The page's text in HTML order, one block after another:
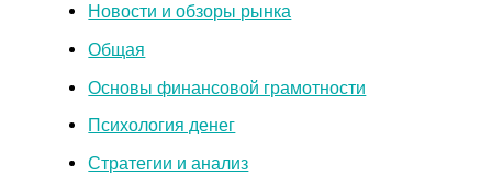
Новости и обзоры рынка
Общая
Основы финансовой грамотности
Психология денег
Стратегии и анализ